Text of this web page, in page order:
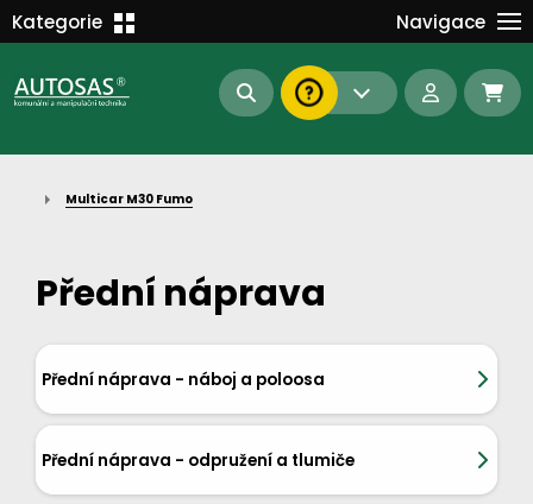
Kategorie
MANIPULAČNÍ TECHNIKA
BAGRY A MANIPULÁTORY
S-BAT ENERGY
náhradní díly stroje skladem
Navigace
Kontakt
Multicar M30 Fumo
Přední náprava
Přední náprava - náboj a poloosa
Přední náprava - odpružení a tlumiče